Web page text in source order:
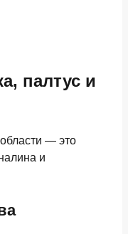
палтус и
— это
и